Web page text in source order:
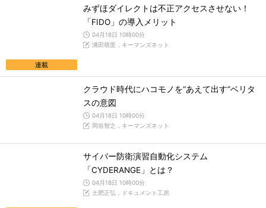
連載
みずほダイレクトは不正アクセスさせない！
「FIDO」の導入メリット
04月18日 10時00分
溝田萌里，キーマンズネット
クラウド時代にハコモノを“あえて出す”ベリタ
スの意図
04月18日 10時00分
岡垣智之，キーマンズネット
サイバー防衛演習自動化システム
「CYDERANGE」とは？
04月18日 10時00分
土肥正弘，ドキュメント工房